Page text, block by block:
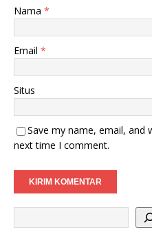
Nama *
Email *
Situs
Save my name, email, and
next time I comment.